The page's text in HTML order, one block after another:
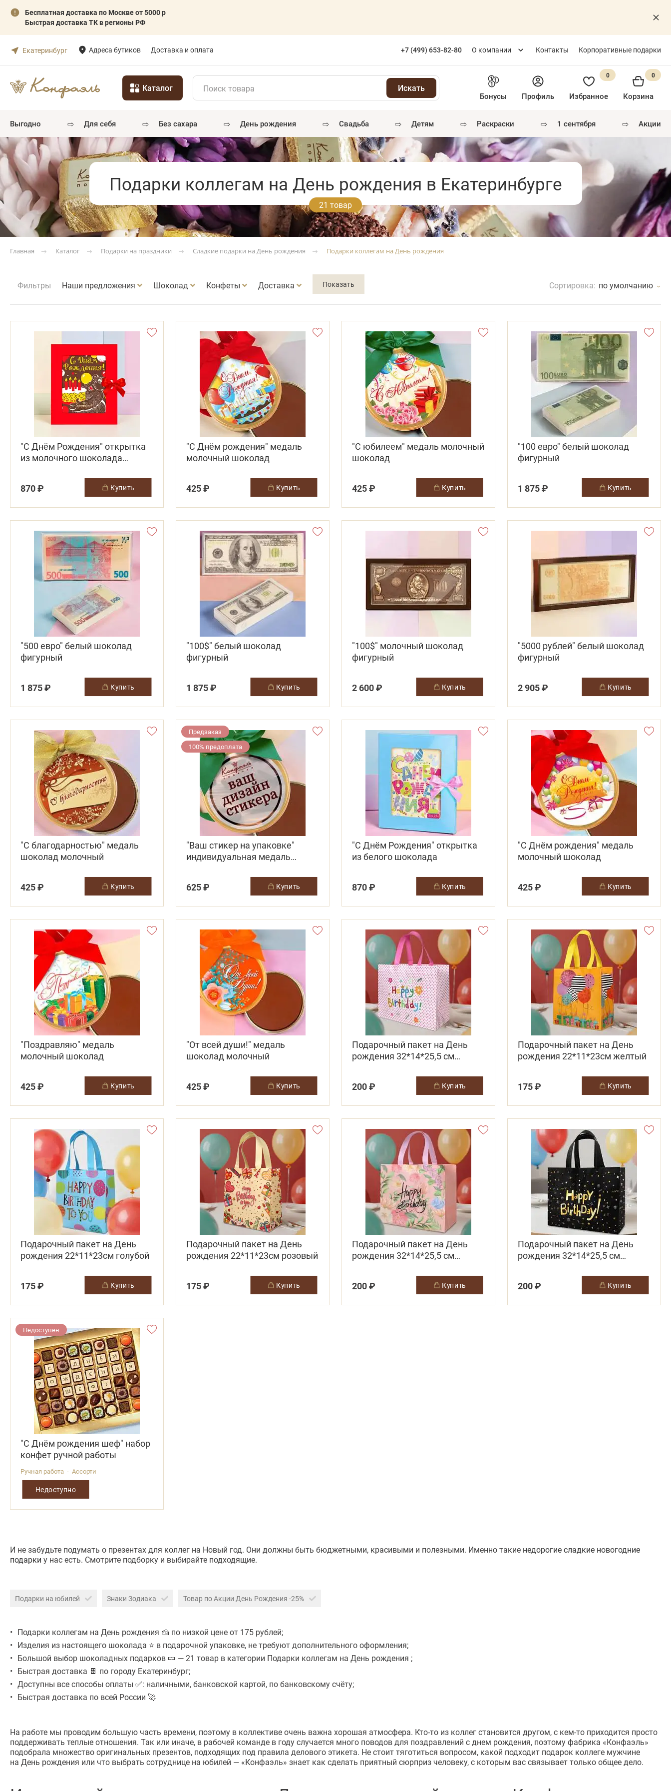
Бесплатная доставка по Москве от 5000 р
Быстрая доставка ТК в регионы РФ
Екатеринбург Адреса бутиков Доставка и оплата +7 (499) 653-82-80 О компании Контакты Корпоративные подарки
Каталог
Бонусы Профиль Избранное
0
Корзина
0
выгодно ⇨ для себя ⇨ без сахара ⇨ день рождения ⇨ свадьба ⇨ детям ⇨ раскраски ⇨ 1 сентября ⇨ акции
Подарки коллегам на День рождения в Екатеринбурге
21 товар
Главная Каталог Подарки на праздники Сладкие подарки на День рождения Подарки коллегам на День рождения
Фильтры Наши предложения Шоколад Конфеты Доставка Сортировка: по умолчанию
"С Днём Рождения" открытка
из молочного шоколада
870 ₽
купить
"С Днём рождения" медаль
молочный шоколад
425 ₽ купить
"С юбилеем" медаль молочный
шоколад
425 ₽ купить
"100 евро" белый шоколад
фигурный
1 875 ₽ купить
"500 евро" белый шоколад
фигурный
1 875 ₽ купить
"100$" белый шоколад
фигурный
1 875 ₽ купить
"100$" молочный шоколад
фигурный
2 600 ₽ купить
"5000 рублей" белый шоколад
фигурный
2 905 ₽ купить
"C благодарностью" медаль
шоколад молочный
425 ₽ купить
Предзаказ
100% предоплата
"Ваш стикер на упаковке"
индивидуальная медаль
625 ₽
купить
"С Днём Рождения" открытка
из белого шоколада
870 ₽ купить
"С Днём рождения" медаль
молочный шоколад
425 ₽ купить
"Поздравляю" медаль
молочный шоколад
425 ₽ купить
"От всей души!" медаль
шоколад молочный
425 ₽ купить
Подарочный пакет на День
рождения 32*14*25,5 см
200 ₽
купить
Подарочный пакет на День
рождения 22*11*23см желтый
175 ₽ купить
Подарочный пакет на День
рождения 22*11*23см голубой
175 ₽ купить
Подарочный пакет на День
рождения 22*11*23см розовый
175 ₽ купить
Подарочный пакет на День
рождения 32*14*25,5 см
200 ₽
купить
Подарочный пакет на День
рождения 32*14*25,5 см
200 ₽
купить
Недоступен
"С Днём рождения шеф" набор
конфет ручной работы
Ручная работа - Ассорти
Недоступно
И не забудьте подумать о презентах для коллег на Новый год. Они должны быть бюджетными, красивыми и полезными. Именно такие недорогие сладкие новогодние
подарки у нас есть. Смотрите подборку и выбирайте подходящие.
Подарки на юбилей Знаки Зодиака Товар по Акции День Рождения -25%
Подарки коллегам на День рождения 🍰 по низкой цене от 175 рублей;
Изделия из настоящего шоколада ⭐ в подарочной упаковке, не требуют дополнительного оформления;
Большой выбор шоколадных подарков 🍬 — 21 товар в категории Подарки коллегам на День рождения ;
Быстрая доставка 🍫 по городу Екатеринбург;
Доступны все способы оплаты ✅: наличными, банковской картой, по банковскому счёту;
Быстрая доставка по всей России 🚀
На работе мы проводим большую часть времени, поэтому в коллективе очень важна хорошая атмосфера. Кто-то из коллег становится другом, с кем-то приходится просто
поддерживать теплые отношения. Так или иначе, в рабочей команде в году случается много поводов для поздравлений с днем рождения, поэтому фабрика «Конфаэль»
подобрала множество оригинальных презентов, подходящих под правила делового этикета. Не стоит тяготиться вопросом, какой подходит подарок коллеге мужчине
на День рождения или что выбрать сотруднице на юбилей — «Конфаэль» знает как сделать приятный сюрприз человеку, с которым вас связывает только общее дело.